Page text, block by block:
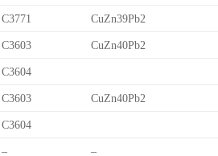
C3771 CuZn39Pb2
C3603 CuZn40Pb2
C3604
C3603 CuZn40Pb2
C3604
– –